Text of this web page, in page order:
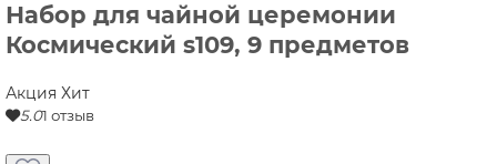
Набор для чайной церемонии
Космический s109, 9 предметов
Акция Хит
5.01 отзыв